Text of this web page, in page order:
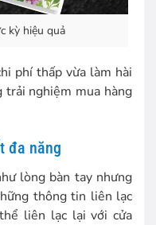
kỳ hiệu quả
phí thấp vừa làm hài
trải nghiệm mua hàng
đa năng
lòng bàn tay nhưng
thông tin liên lạc
liên lạc lại với cửa